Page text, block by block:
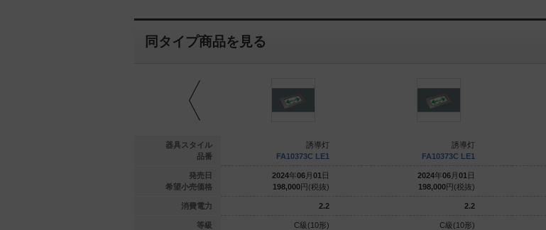
同タイプ商品を見る
器具スタイル
品番
発売日
希望小売価格
消費電力
等級
誘導灯
円(税抜)
2.3
誘導灯
FA10373C LE1
2024年06月 01 日
198,000円(税抜)
2.2
C級(10形)
誘導灯
FA10373C LE1
2024年06月 01 日
198,000円(税抜)
2.2
C級(10形)